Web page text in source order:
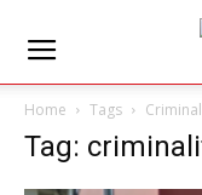
Home Tags
Tag: